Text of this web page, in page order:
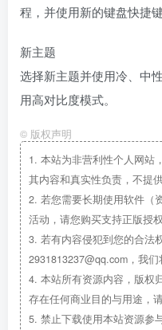
程，并使用新的键盘快捷
新主题
选择新主题并使用冷、中
用高对比度模式。
© 版权声明
1. 本站为非营利性个人网站
其内容和真实性负责，不提
2. 若您需要长期使用软件（
活动，请您购买支持正版授
3. 若有内容侵犯到您的合法
2931813237@qq.com，我
4. 本站所有资源内容，版权
存在任何商业目的与用途，
5. 禁止下载使用本站资源参